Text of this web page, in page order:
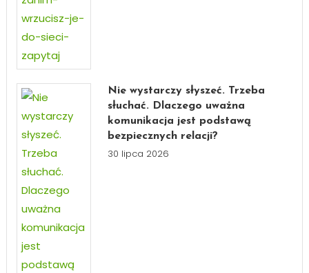
Nie wystarczy słyszeć. Trzeba
słuchać. Dlaczego uważna
komunikacja jest podstawą
bezpiecznych relacji?
30 lipca 2026